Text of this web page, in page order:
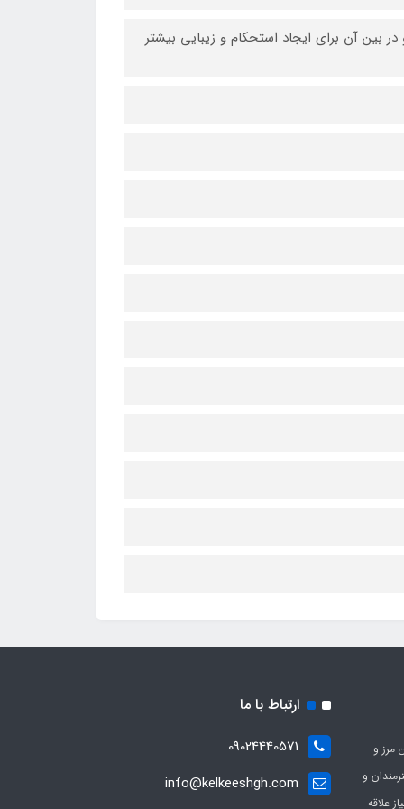
بین آن برای ایجاد استحکام و زیبایی بیشتر
مرز و
هنرمندان و
علاقه
ارتباط با ما
09024440571
info@kelkeeshgh.com